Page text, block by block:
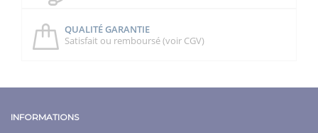
QUALITÉ GARANTIE
Satisfait ou remboursé (voir CGV)
INFORMATIONS